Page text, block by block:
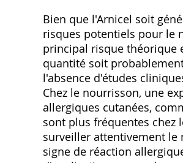
Bien que l'Arnicel soit
risques potentiels pour le
principal risque théorique
quantité soit
l'absence d'études
Chez le nourrisson, une
allergiques cutanées,
sont plus fréquentes chez
surveiller attentivement
signe de réaction